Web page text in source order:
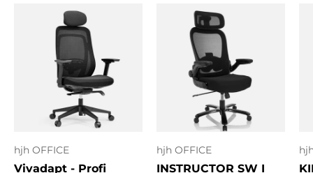
hjh OFFICE
Vivadapt - Profi
hjh OFFICE
INSTRUCTOR SW I